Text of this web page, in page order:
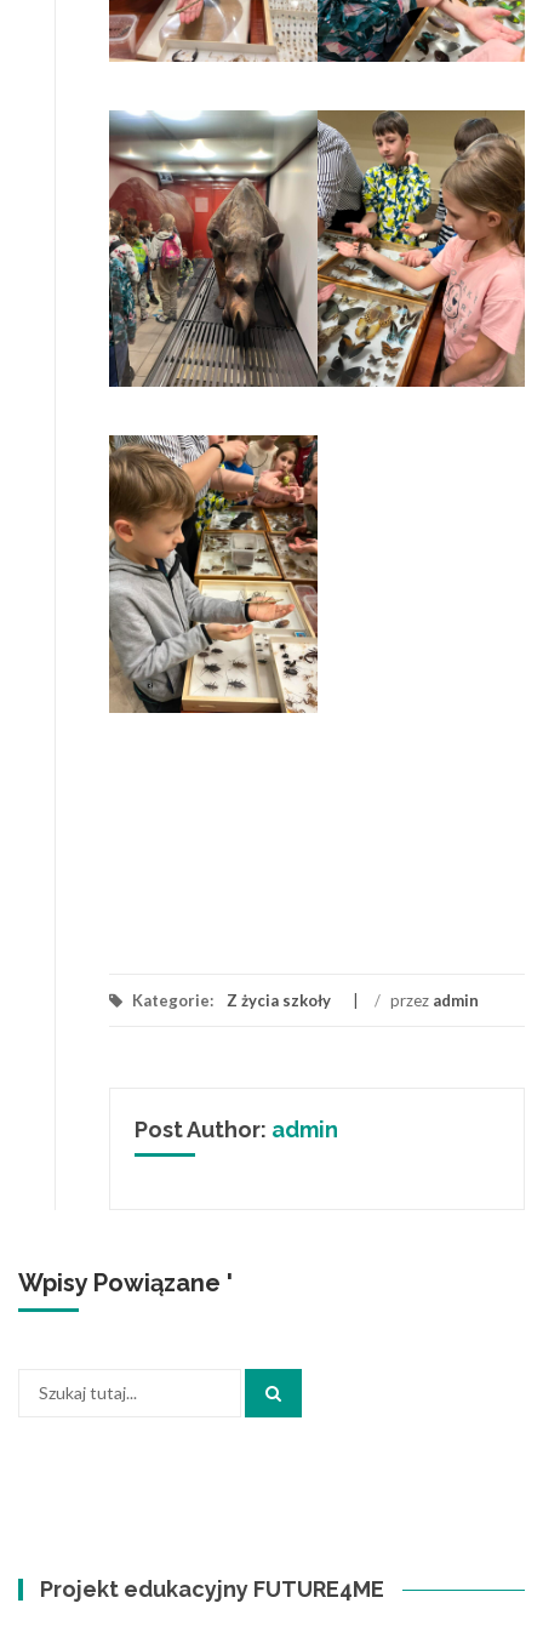
Kategorie: Z życia szkoły / przez admin
Post Author: admin
Wpisy Powiązane '
Projekt edukacyjny FUTURE4ME